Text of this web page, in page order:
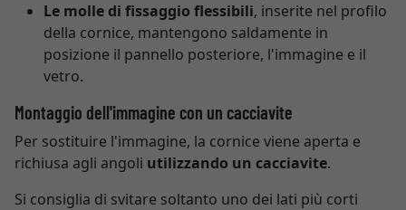
Le molle di fissaggio flessibili, inserite nel profilo
della cornice, mantengono saldamente in
posizione il pannello posteriore, l'immagine e il
vetro.
Montaggio dell'immagine con un cacciavite
Per sostituire l'immagine, la cornice viene aperta e
richiusa agli angoli utilizzando un cacciavite.
Si consiglia di svitare soltanto uno dei lati più corti